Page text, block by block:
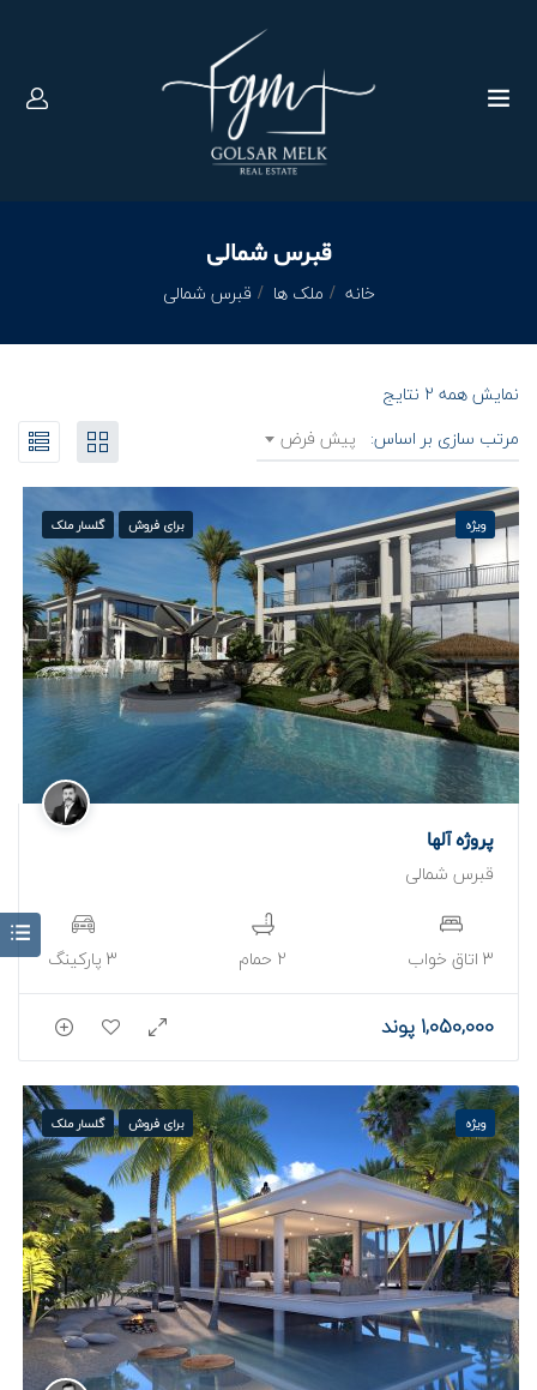
قبرس شمالی
خانه ملک ها قبرس شمالی
نمایش همه 2 نتایج
مرتب سازی بر اساس: پیش فرض
ویژه برای فروش گلسار ملک
پروژه آلها
قبرس شمالی
3 اتاق خواب 2 حمام 3 پارکینگ
1,050,000 پوند
ویژه برای فروش گلسار ملک
آپارتمان 90 متری آپارتمان 260 متری